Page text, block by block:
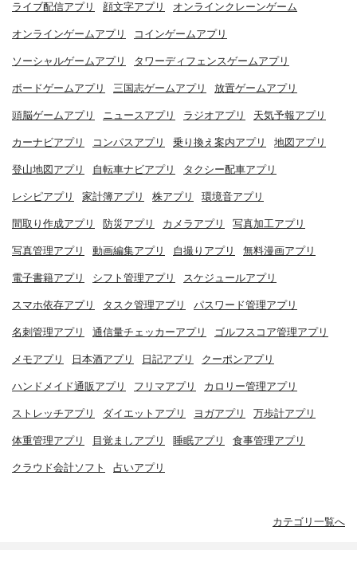
ライブ配信アプリ 顔文字アプリ オンラインクレーンゲーム
オンラインゲームアプリ コインゲームアプリ
ソーシャルゲームアプリ タワーディフェンスゲームアプリ
ボードゲームアプリ 三国志ゲームアプリ 放置ゲームアプリ
頭脳ゲームアプリ ニュースアプリ ラジオアプリ 天気予報アプリ
カーナビアプリ コンパスアプリ 乗り換え案内アプリ 地図アプリ
登山地図アプリ 自転車ナビアプリ タクシー配車アプリ
レシピアプリ 家計簿アプリ 株アプリ 環境音アプリ
間取り作成アプリ 防災アプリ カメラアプリ 写真加工アプリ
写真管理アプリ 動画編集アプリ 自撮りアプリ 無料漫画アプリ
電子書籍アプリ シフト管理アプリ スケジュールアプリ
スマホ依存アプリ タスク管理アプリ パスワード管理アプリ
名刺管理アプリ 通信量チェッカーアプリ ゴルフスコア管理アプリ
メモアプリ 日本酒アプリ 日記アプリ クーポンアプリ
ハンドメイド通販アプリ フリマアプリ カロリー管理アプリ
ストレッチアプリ ダイエットアプリ ヨガアプリ 万歩計アプリ
体重管理アプリ 目覚ましアプリ 睡眠アプリ 食事管理アプリ
クラウド会計ソフト 占いアプリ
カテゴリ一覧へ